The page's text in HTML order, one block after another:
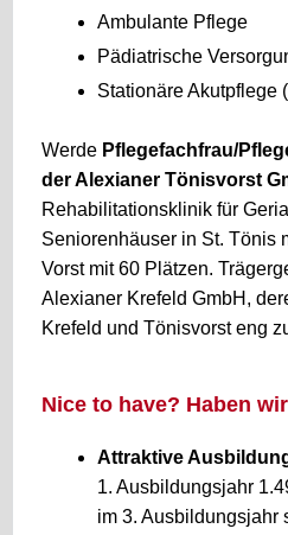
Ambulante Pflege
Pädiatrische
Stationäre Akutpflege
Werde Pflegefachfrau/
der Alexianer Tönisvorst
Rehabilitationsklinik für
Seniorenhäuser in St. Tönis
Vorst mit 60 Plätzen.
Alexianer Krefeld GmbH,
Krefeld und Tönisvorst eng
Nice to have? Haben
Attraktive
1. Ausbildungsjahr
im 3. Ausbildungsjahr